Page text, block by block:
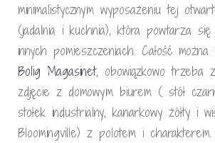
minimalistycznym wyposażeniu tej
(jadalnia i kuchnia), która powtarza
innych pomieszczeniach. Całość
Bolig Magasinet, obowiązkowo trzeba
zdjęcie z domowym biurem ( stół
stołek industrialny, kanarkowy żółty i
Bloomingville) z polotem i charakterem.